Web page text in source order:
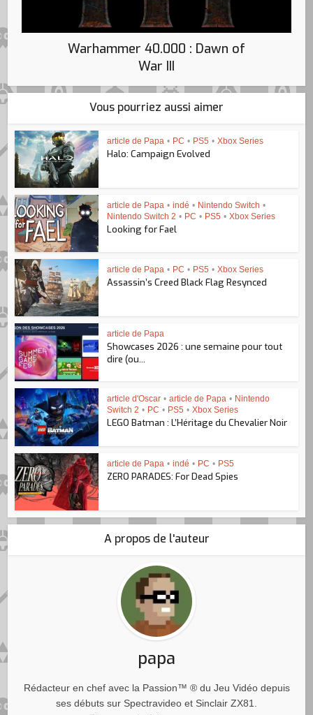
Warhammer 40.000 : Dawn of
War III
Vous pourriez aussi aimer
article de Papa • PC • PS5 • Xbox Series
Halo: Campaign Evolved
article de Papa • indé • Nintendo Switch •
Nintendo Switch 2 • PC • PS5 • Xbox Series
Looking for Fael
article de Papa • PC • PS5 • Xbox Series
Assassin’s Creed Black Flag Resynced
article de Papa
Showcases 2026 : une semaine pour tout
dire (ou...
article d'Oscar • article de Papa • Nintendo
Switch 2 • PC • PS5 • Xbox Series
LEGO Batman : L’Héritage du Chevalier Noir
article de Papa • indé • PC • PS5
ZERO PARADES: For Dead Spies
A propos de l'auteur
papa
Rédacteur en chef avec la Passion™ ® du Jeu Vidéo depuis
ses débuts sur Spectravideo et Sinclair ZX81.